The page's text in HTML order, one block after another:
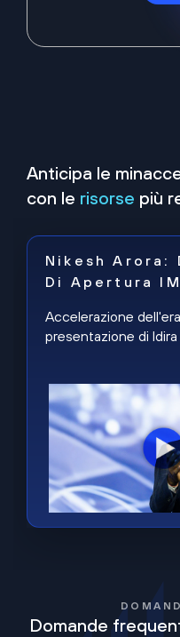
Anticipa le
con le risorse più
Nikesh Arora:
Di Apertura
Accelerazione
presentazione di Idira
Domande